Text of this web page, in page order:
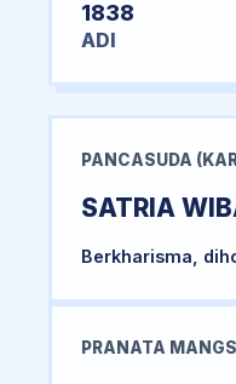
1838
ADI
PANCASUDA
SATRIA
Berkharisma,
PRANATA